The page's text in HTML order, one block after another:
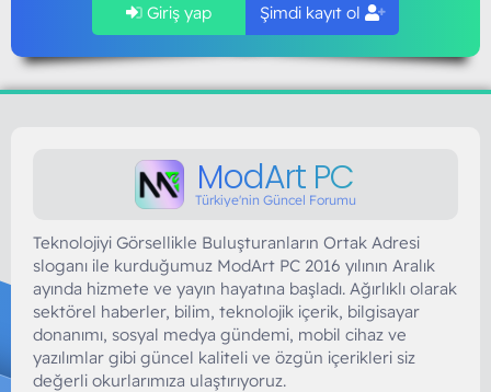
Giriş yap Şimdi kayıt ol
ModArt PC
Türkiye'nin Güncel Forumu
Teknolojiyi Görsellikle Buluşturanların Ortak Adresi
sloganı ile kurduğumuz ModArt PC 2016 yılının Aralık
ayında hizmete ve yayın hayatına başladı. Ağırlıklı olarak
sektörel haberler, bilim, teknolojik içerik, bilgisayar
donanımı, sosyal medya gündemi, mobil cihaz ve
yazılımlar gibi güncel kaliteli ve özgün içerikleri siz
değerli okurlarımıza ulaştırıyoruz.